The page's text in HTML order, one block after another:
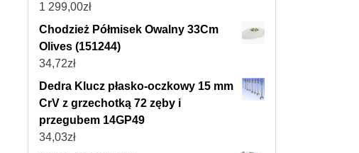
1 299,00zł
Chodzież Półmisek Owalny 33Cm
Olives (151244)
34,72zł
Dedra Klucz płasko-oczkowy 15 mm
CrV z grzechotką 72 zęby i
przegubem 14GP49
34,03zł